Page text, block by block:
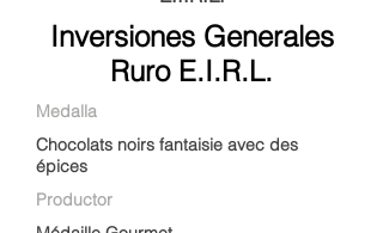
Inversiones Generales
Ruro E.I.R.L.
Medalla
Chocolats noirs fantaisie avec des
épices
Productor